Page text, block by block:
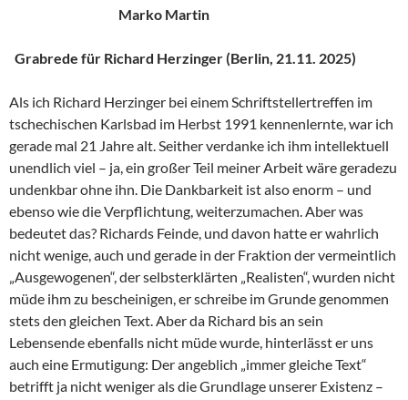
Marko Martin
Grabrede für Richard Herzinger (Berlin, 21.11. 2025)
Als ich Richard Herzinger bei einem Schriftstellertreffen im
tschechischen Karlsbad im Herbst 1991 kennenlernte, war ich
gerade mal 21 Jahre alt. Seither verdanke ich ihm intellektuell
unendlich viel – ja, ein großer Teil meiner Arbeit wäre geradezu
undenkbar ohne ihn. Die Dankbarkeit ist also enorm – und
ebenso wie die Verpflichtung, weiterzumachen. Aber was
bedeutet das? Richards Feinde, und davon hatte er wahrlich
nicht wenige, auch und gerade in der Fraktion der vermeintlich
„Ausgewogenen“, der selbsterklärten „Realisten“, wurden nicht
müde ihm zu bescheinigen, er schreibe im Grunde genommen
stets den gleichen Text. Aber da Richard bis an sein
Lebensende ebenfalls nicht müde wurde, hinterlässt er uns
auch eine Ermutigung: Der angeblich „immer gleiche Text“
betrifft ja nicht weniger als die Grundlage unserer Existenz –